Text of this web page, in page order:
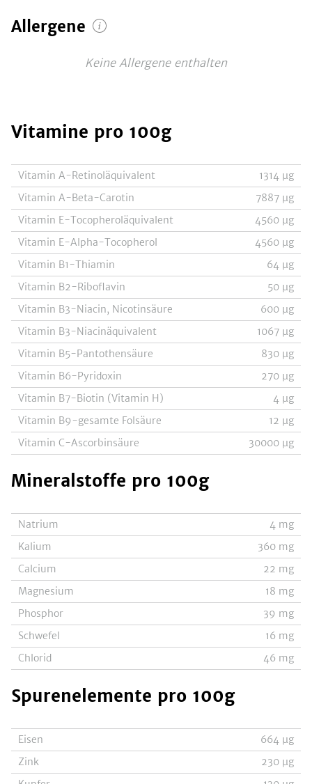
Allergene
Keine Allergene enthalten
Vitamine pro 100g
Vitamin A-Retinoläquivalent 1314 µg
Vitamin A-Beta-Carotin
7887 µg
Vitamin E-Tocopheroläquivalent
4560 µg
Vitamin E-Alpha-Tocopherol
4560 µg
Vitamin B1-Thiamin
64 µg
Vitamin B2-Riboflavin
50 µg
Vitamin B3-Niacin, Nicotinsäure
600 µg
Vitamin B3-Niacinäquivalent
1067 µg
Vitamin B5-Pantothensäure
830 µg
Vitamin B6-Pyridoxin
270 µg
Vitamin B7-Biotin (Vitamin H)
4 µg
Vitamin B9-gesamte Folsäure
12 µg
Vitamin C-Ascorbinsäure
30000 µg
Mineralstoffe pro 100g
Natrium 4 mg
Kalium
360 mg
Calcium
22 mg
Magnesium
18 mg
Phosphor
39 mg
Schwefel
16 mg
Chlorid
46 mg
Spurenelemente pro 100g
Eisen 664 µg
Zink
230 µg